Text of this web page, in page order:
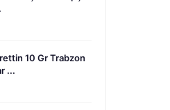
10 Gr Trabzon
...